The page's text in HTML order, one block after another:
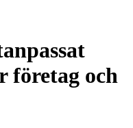
företag och